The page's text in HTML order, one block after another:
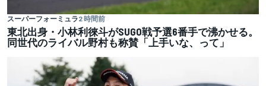
スーパーフォーミュラ2 時間前
東北出身・小林利徠斗がSUGO戦予選6番手で沸かせる。
同世代のライバル野村も称賛「上手いな、って」